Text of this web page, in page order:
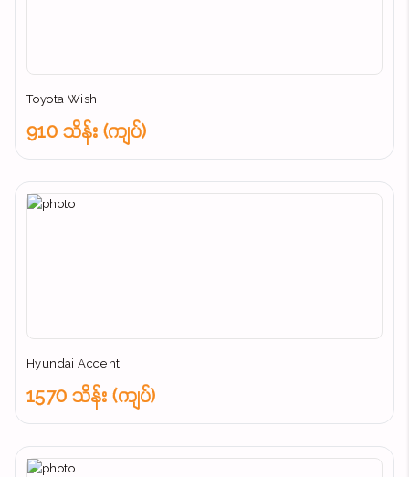
Toyota Wish
910 သိန်း (ကျပ်)
Hyundai Accent
1570 သိန်း (ကျပ်)